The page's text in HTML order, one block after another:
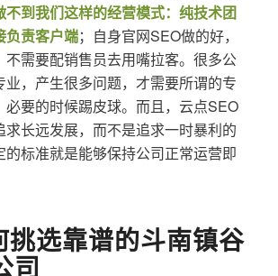
不到我们这样的经营模式：纯技术团
负责客户端；自身官网SEO做的好，
不需要配销售员去用嘴拉客。很多公
业，产生很多问题，才需要所谓的专
必要的时候踢皮球。而且，云点SEO
求长远发展，而不是追求一时暴利的
的标准就是能够保持公司正常运营即
挑选靠谱的斗南镇谷
司